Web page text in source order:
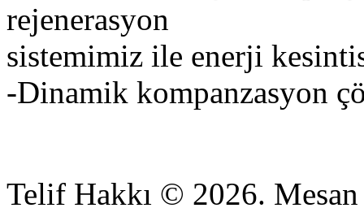
rejenerasyon
sistemimiz ile enerji
-Dinamik kompanzasyon
Telif Hakkı © 2026. Mesan